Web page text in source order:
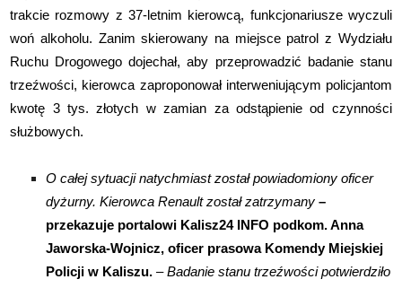
trakcie rozmowy z 37-letnim kierowcą, funkcjonariusze wyczuli
woń alkoholu. Zanim skierowany na miejsce patrol z Wydziału
Ruchu Drogowego dojechał, aby przeprowadzić badanie stanu
trzeźwości, kierowca zaproponował interweniującym policjantom
kwotę 3 tys. złotych w zamian za odstąpienie od czynności
służbowych.
O całej sytuacji natychmiast został powiadomiony oficer
dyżurny. Kierowca Renault został zatrzymany –
przekazuje portalowi Kalisz24 INFO podkom. Anna
Jaworska-Wojnicz, oficer prasowa Komendy Miejskiej
Policji w Kaliszu.– Badanie stanu trzeźwości potwierdziło